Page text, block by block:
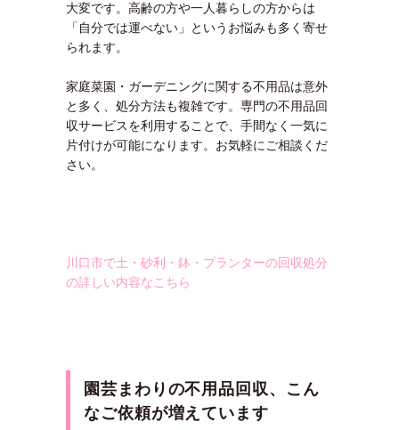
大変です。高齢の方や一人暮らしの方からは
「自分では運べない」というお悩みも多く寄せ
られます。
家庭菜園・ガーデニングに関する不用品は意外
と多く、処分方法も複雑です。専門の不用品回
収サービスを利用することで、手間なく一気に
片付けが可能になります。お気軽にご相談くだ
さい。
川口市で土・砂利・鉢・プランターの回収処分
の詳しい内容なこちら
園芸まわりの不用品回収、こん
なご依頼が増えています